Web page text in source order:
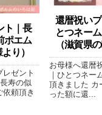
ト｜長
ポエム
り ）
ゼント
寿の似
頼頂き
還暦祝い
とつネー
（滋賀県
お母様へ還暦
｜ひとつネー
頂きました カ
った額に還...